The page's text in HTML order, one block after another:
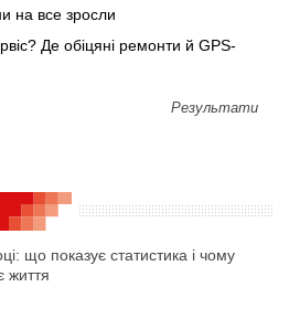
на все зросли
Де обіцяні ремонти й GPS-
Результати
що показує статистика і чому
життя